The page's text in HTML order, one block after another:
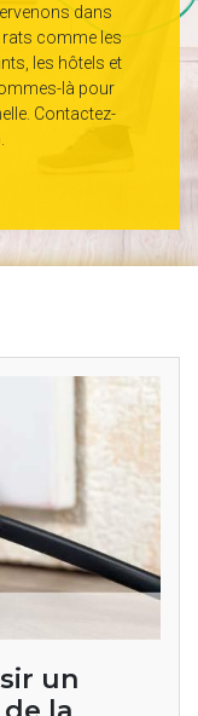
dans
comme les
les hôtels et
là pour
Contactez-
un